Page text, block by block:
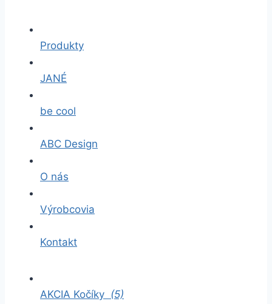
Produkty
JANÉ
be cool
ABC Design
O nás
Výrobcovia
Kontakt
AKCIA Kočíky (5)